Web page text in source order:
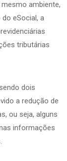
ambiente,
eSocial, a
tributárias
dois
a redução de
ou seja, alguns
informações